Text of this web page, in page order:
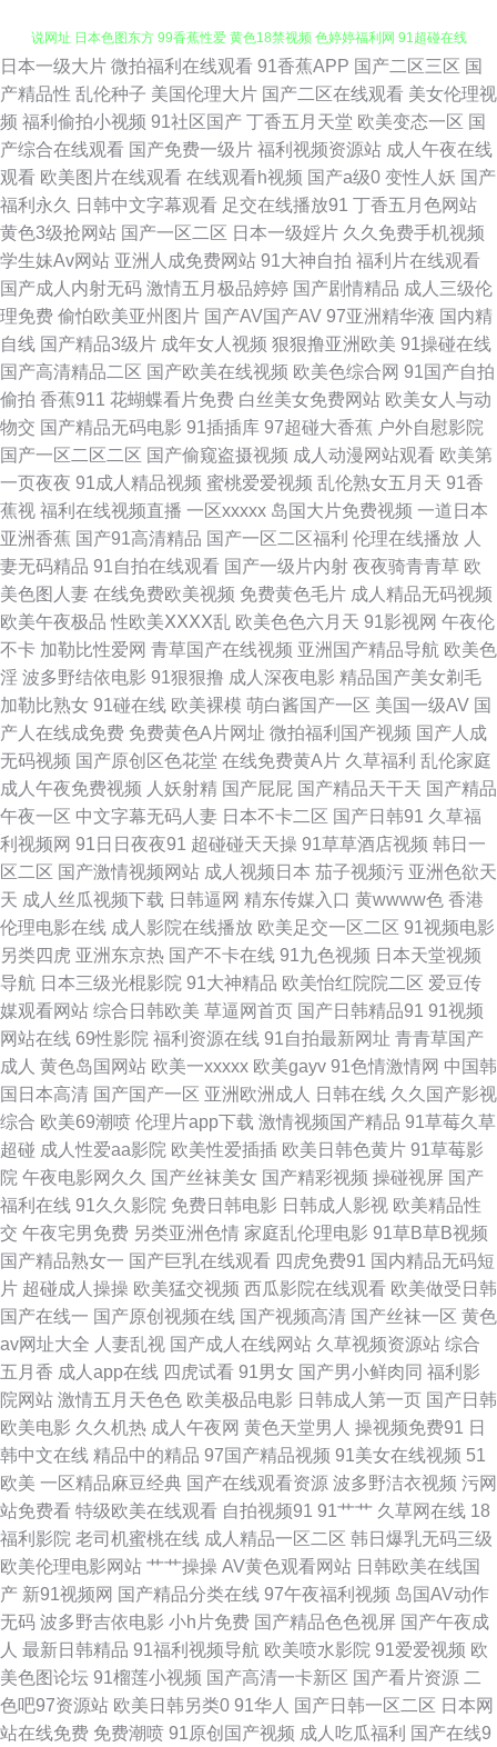
91色站 天堂网AV手机版 蜜臀官网 亚洲无码卡1 爱豆午夜福利影院 黄色av小
说网址 日本色图东方 99香蕉性爱 黄色18禁视频 色婷婷福利网 91超碰在线
长腿 丁香91大神在线 老司机AV88 午夜成人 av涩涩 麻豆爱豆果冻 最新最全
AV影院 海角社区婷婷福利 三级片人妻无码 wwww五月 久热青草 视频福利在
线看 97资源欧美 国产伪娘在线一区 日本电影色色 1024国产av 超碰色色 精
品东方美女AV 婷婷六月海角社区 91永久在线免费 国产浮力麻豆影院 欧美色
成人 亚洲综合另类性 成人奭片 欧美成人首页 香蕉视频官网 成人一级a免费
97美女在线视频 国产三级在线网站 日本成a影院 在线奇米666 成人91破解
版 伦理视频91 网站美女色色欧美 97资源在线视频 国产日逼视频 日韩视频导
航 91资源站 国产传媒中文字幕 欧美卡不卡 一级蜜桃视频网址 超碰在线欧美
青青热久 51老湿机 大香蕉伊人毛 男人影音黄总在线 亚洲成人电影免费 超碰
少妇自拍 九一制作视频网站 色色91 91美女足交麻豆 韩国午夜AV 日韩有码
视频网 91曰B 国产午夜诱惑 日本啊v在线观看 91大香蕉自慰 国模1024 熟女
3P91 超碰99人人乐 另类情趣福利社 午夜深夜福利 变态丝袜另类 久久五月
天av 五月天午夜性爱 AV国产 精品在线网站 探花丝袜爱爱 97超碰人人妻 美
女91视频 偷拍97网 97国产人人 韩国色图自拍 日韩肏屄网站 福利微拍导航
欧美3p一区 香蕉网址 AV久草 后入黑丝美女老师 日韩九一 91黑丝 国产91香
蕉 欧美高清 香蕉午夜视频 A级论理片 久久大香一本AV 五月天婷婷色情图
AV线上成人在线 黄色短片合集 日韩区二区 91熟女免费视频 国产电影五码
欧美国产激情 亚州三级片 国产精品美女av 日本色官网在线 91超碰青青 福利
导航入口 日韩三级麻豆 91干逼欧美 福利内射官网 欧美日韩国产电影 亚洲性
爱精品 狠狠插狠狠干 日本在线不卡一区 91福利影院 激情肏屄一三四区 亚洲
黄色网址大全 草逼资源导航 久草香蕉 丝袜91窝 97偷拍门事件 激情深爱 日
韩中文三级 91综合在线观看 韩国不卡视频 日韩巨乳A片 91综合色图 狠狠天
天干 日韩免费毛片 91香蕉嫩草 精品福利局 三级久久片久久草 91伊人视频
韩国肏逼网 日本五区视频 www我操欧美 老湿机午夜网 五月天色色区 AV黄
色在线 久草热大香蕉 无码微视频 avav爱豆久 精东传媒毛片 探花精选AV 97
人人在线 麻豆熟女 亚洲啪在线 超碰免费人妻 人妖狼人另类 91夫妻交友视频
国产欧美日韩综合 日韩av网址在线 91曰B 韩国黄视频 日美了片 91午夜影院
在线 精品AV国产 色宗合社区 91中文视频在线 黄色片青青草 五月丁香网站
波多野吉衣A片 美女福利影院 亚洲毛片A片黑丝 成人在线视频看看 欧美美女
日本一级大片 微拍福利在线观看 91香蕉APP 国产二区三区 国
产精品性 乱伦种子 美国伦理大片 国产二区在线观看 美女伦理视
频 福利偷拍小视频 91社区国产 丁香五月天堂 欧美变态一区 国
产综合在线观看 国产免费一级片 福利视频资源站 成人午夜在线
观看 欧美图片在线观看 在线观看h视频 国产a级0 变性人妖 国产
福利永久
日韩中文字幕观看 足交在线播放91 丁香五月色网站
黄色3级抢网站 国产一区二区 日本一级婬片 久久免费手机视频
学生妹Av网站 亚洲人成免费网站 91大神自拍 福利片在线观看
国产成人内射无码 激情五月极品婷婷 国产剧情精品 成人三级伦
理免费 偷怕欧美亚州图片 国产AV国产AV 97亚洲精华液 国内精
自线 国产精品3级片 成年女人视频 狠狠撸亚洲欧美 91操碰在线
国产高清精品二区 国产欧美在线视频 欧美色综合网 91国产自拍
偷拍 香蕉911 花蝴蝶看片免费 白丝美女免费网站 欧美女人与动
物交 国产精品无码电影 91插插库 97超碰大香蕉 户外自慰影院
国产一区二区二区 国产偷窥盗摄视频 成人动漫网站观看 欧美第
一页夜夜 91成人精品视频 蜜桃爱爱视频 乱伦熟女五月天 91香
蕉视 福利在线视频直播 一区xxxxx 岛国大片免费视频 一道日本
亚洲香蕉 国产91高清精品 国产一区二区福利 伦理在线播放 人
妻无码精品 91自拍在线观看 国产一级片内射 夜夜骑青青草 欧
美色图人妻 在线免费欧美视频 免费黄色毛片 成人精品无码视频
欧美午夜极品 性欧美ⅩⅩⅩⅩ乱 欧美色色六月天 91影视网 午夜伦
不卡 加勒比性爱网 青草国产在线视频 亚洲国产精品导航 欧美色
淫 波多野结依电影 91狠狠撸 成人深夜电影 精品国产美女剃毛
加勒比熟女 91碰在线 欧美裸模 萌白酱国产一区 美国一级AV 国
产人在线成免费 免费黄色A片网址 微拍福利国产视频 国产人成
无码视频 国产原创区色花堂 在线免费黄A片 久草福利 乱伦家庭
成人午夜免费视频 人妖射精 国产屁屁 国产精品天干天 国产精品
午夜一区 中文字幕无码人妻 日本不卡二区 国产日韩91 久草福
利视频网 91日日夜夜91 超碰碰天天操 91草草酒店视频 韩日一
区二区 国产激情视频网站 成人视频日本 茄子视频污 亚洲色欲天
天 成人丝瓜视频下载 日韩逼网 精东传媒入口 黄wwww色 香港
伦理电影在线 成人影院在线播放 欧美足交一区二区 91视频电影
另类四虎 亚洲东京热 国产不卡在线 91九色视频 日本天堂视频
导航 日本三级光棍影院 91大神精品 欧美怡红院院二区 爱豆传
媒观看网站 综合日韩欧美 草逼网首页 国产日韩精品91 91视频
网站在线 69性影院 福利资源在线 91自拍最新网址 青青草国产
成人 黄色岛国网站 欧美一xxxxx 欧美gayv 91色情激情网 中国韩
国日本高清 国产国产一区 亚洲欧洲成人 日韩在线 久久国产影视
综合 欧美69潮喷 伦理片app下载 激情视频国产精品 91草莓久草
超碰 成人性爱aa影院 欧美性爱插插 欧美日韩色黄片 91草莓影
院 午夜电影网久久 国产丝袜美女 国产精彩视频 操碰视屏 国产
福利在线 91久久影院 免费日韩电影 日韩成人影视 欧美精品性
交 午夜宅男免费 另类亚洲色情 家庭乱伦理电影 91草B草B视频
国产精品熟女一 国产巨乳在线观看 四虎免费91 国内精品无码短
片 超碰成人操操 欧美猛交视频 西瓜影院在线观看 欧美做受日韩
国产在线一 国产原创视频在线 国产视频高清 国产丝袜一区 黄色
av网址大全 人妻乱视 国产成人在线网站 久草视频资源站 综合
五月香 成人app在线 四虎试看 91男女 国产男小鲜肉同 福利影
院网站 激情五月天色色 欧美极品电影 日韩成人第一页 国产日韩
欧美电影 久久机热 成人午夜网 黄色天堂男人 操视频免费91 日
韩中文在线 精品中的精品 97国产精品视频 91美女在线视频 51
欧美 一区精品麻豆经典 国产在线观看资源 波多野洁衣视频 污网
站免费看 特级欧美在线观看 自拍视频91 91艹艹 久草网在线 18
福利影院 老司机蜜桃在线 成人精品一区二区 韩日爆乳无码三级
欧美伦理电影网站 艹艹操操 AV黄色观看网站 日韩欧美在线国
产 新91视频网 国产精品分类在线 97午夜福利视频 岛国AV动作
无码 波多野吉依电影 小h片免费 国产精品色色视屏 国产午夜成
人 最新日韩精品 91福利视频导航 欧美喷水影院 91爱爱视频 欧
美色图论坛 91榴莲小视频 国产高清一卡新区 国产看片资源 二
色吧97资源站 欧美日韩另类0 91华人 国产日韩一区二区 日本网
站在线免费 免费潮喷 91原创国产视频 成人吃瓜福利 国产在线9